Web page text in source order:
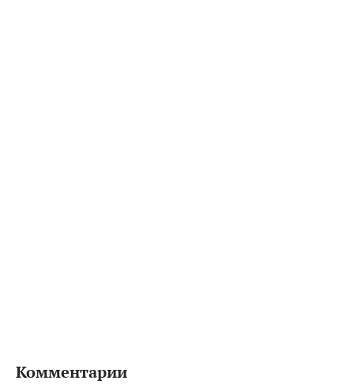
Комментарии